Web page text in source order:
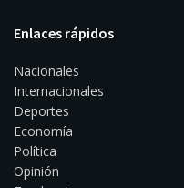
Enlaces rápidos
Nacionales
Internacionales
Deportes
Economía
Política
Opinión